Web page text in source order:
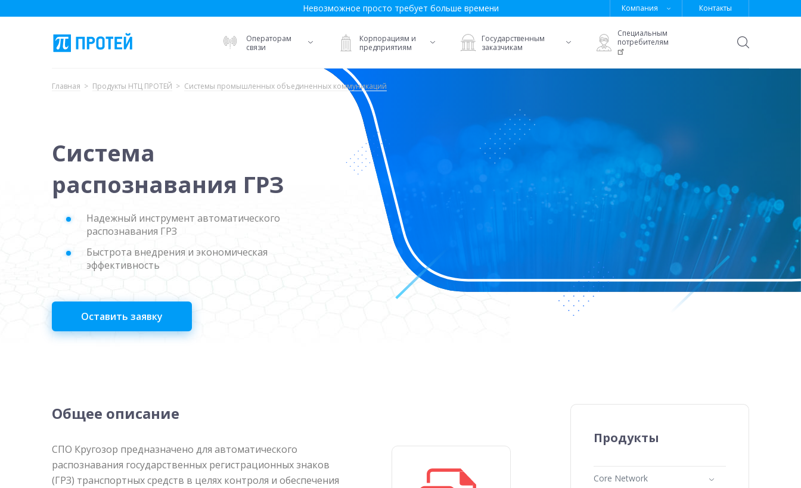
Невозможное просто требует больше времени Компания Контакты
Операторам
связи
Корпорациям и
предприятиям
Государственным
заказчикам
Специальным
потребителям
Открыть
Главная Продукты НТЦ ПРОТЕЙ Системы промышленных объединенных коммуникаций
Система
распознавания ГРЗ
Надежный инструмент автоматического
распознавания ГРЗ
Быстрота внедрения и экономическая
эффективность
Оставить заявку
Общее описание
СПО Кругозор предназначено для автоматического
распознавания государственных регистрационных знаков
(ГРЗ) транспортных средств в целях контроля и обеспечения
Продукты
Core Network